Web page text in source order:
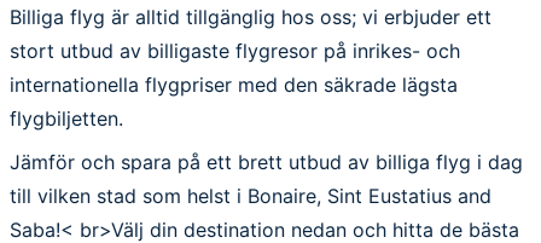
Billiga flyg är alltid tillgänglig hos oss; vi erbjuder ett
stort utbud av billigaste flygresor på inrikes- och
internationella flygpriser med den säkrade lägsta
flygbiljetten.
Jämför och spara på ett brett utbud av billiga flyg i dag
till vilken stad som helst i Bonaire, Sint Eustatius and
Saba!< br>Välj din destination nedan och hitta de bästa